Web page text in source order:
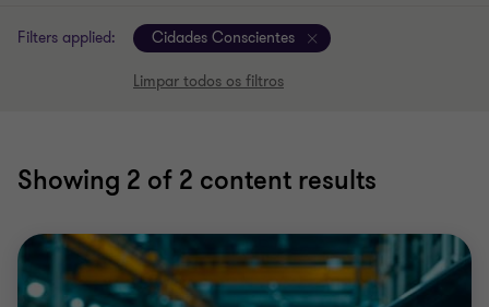
Filters applied: Cidades Conscientes
Limpar todos os filtros
Showing 2 of 2 content results